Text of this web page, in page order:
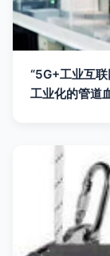
“5G+工业互
工业化的管道